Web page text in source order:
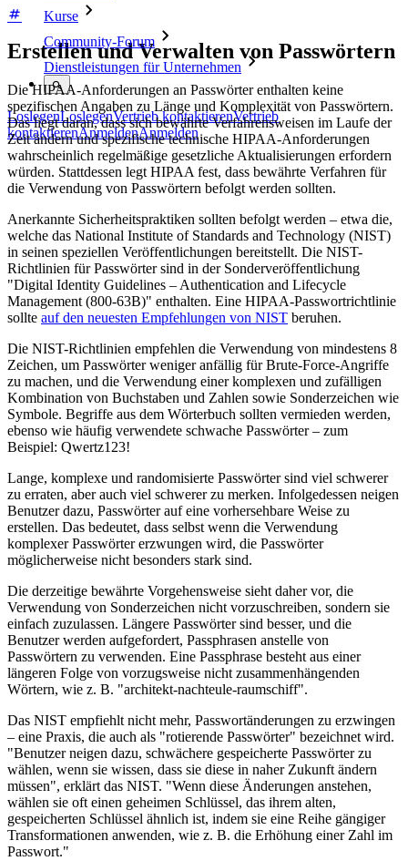
Kurse
Community-Forum
Dienstleistungen für Unternehmen
LoslegenLoslegenVertrieb kontaktierenVertrieb
kontaktierenAnmeldenAnmelden
Erstellen und Verwalten von Passwörtern
Die HIPAA-Anforderungen an Passwörter enthalten keine
spezifischen Angaben zu Länge und Komplexität von Passwörtern.
Das liegt daran, dass sich bewährte Verfahrensweisen im Laufe der
Zeit ändern und spezifische technische HIPAA-Anforderungen
wahrscheinlich regelmäßige gesetzliche Aktualisierungen erfordern
würden. Stattdessen legt HIPAA fest, dass bewährte Verfahren für
die Verwendung von Passwörtern befolgt werden sollten.
Anerkannte Sicherheitspraktiken sollten befolgt werden – etwa die,
welche das National Institute of Standards and Technology (NIST)
in seinen speziellen Veröffentlichungen bereitstellt. Die NIST-
Richtlinien für Passwörter sind in der Sonderveröffentlichung
"Digital Identity Guidelines – Authentication and Lifecycle
Management (800-63B)" enthalten. Eine HIPAA-Passwortrichtlinie
sollte auf den neuesten Empfehlungen von NIST beruhen.
Die NIST-Richtlinien empfehlen die Verwendung von mindestens 8
Zeichen, um Passwörter weniger anfällig für Brute-Force-Angriffe
zu machen, und die Verwendung einer komplexen und zufälligen
Kombination von Buchstaben und Zahlen sowie Sonderzeichen wie
Symbole. Begriffe aus dem Wörterbuch sollten vermieden werden,
ebenso wie häufig verwendete schwache Passwörter – zum
Beispiel: Qwertz123!
Lange, komplexe und randomisierte Passwörter sind viel schwerer
zu erraten, aber auch viel schwerer zu merken. Infolgedessen neigen
Benutzer dazu, Passwörter auf eine vorhersehbare Weise zu
erstellen. Das bedeutet, dass selbst wenn die Verwendung
komplexer Passwörter erzwungen wird, die Passwörter
möglicherweise nicht besonders stark sind.
Die derzeitige bewährte Vorgehensweise sieht daher vor, die
Verwendung von Sonderzeichen nicht vorzuschreiben, sondern sie
einfach zuzulassen. Längere Passwörter sind besser, und die
Benutzer werden aufgefordert, Passphrasen anstelle von
Passwörtern zu verwenden. Eine Passphrase besteht aus einer
längeren Folge von vorzugsweise nicht zusammenhängenden
Wörtern, wie z. B. "architekt-nachteule-raumschiff".
Das NIST empfiehlt nicht mehr, Passwortänderungen zu erzwingen
– eine Praxis, die auch als "rotierende Passwörter" bezeichnet wird.
"Benutzer neigen dazu, schwächere gespeicherte Passwörter zu
wählen, wenn sie wissen, dass sie diese in naher Zukunft ändern
müssen", erklärt das NIST. "Wenn diese Änderungen anstehen,
wählen sie oft einen geheimen Schlüssel, das ihrem alten,
gespeicherten Schlüssel ähnlich ist, indem sie eine Reihe gängiger
Transformationen anwenden, wie z. B. die Erhöhung einer Zahl im
Passwort."